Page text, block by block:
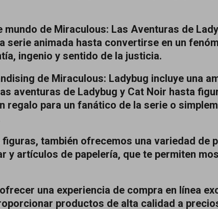
mundo de Miraculous: Las Aventuras de
serie animada hasta convertirse en un
ingenio y sentido de la justicia.
de Miraculous: Ladybug incluye una
aventuras de Ladybug y Cat Noir hasta
regalo para un fanático de la serie o
también ofrecemos una variedad
y artículos de papelería, que te permiten
una experiencia de compra en línea
productos de alta calidad a